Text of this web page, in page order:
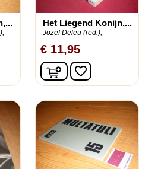
Het Liegend Konijn,...
Jozef Deleu (red.);
€ 11,95
In winkelwagen
favorite_border